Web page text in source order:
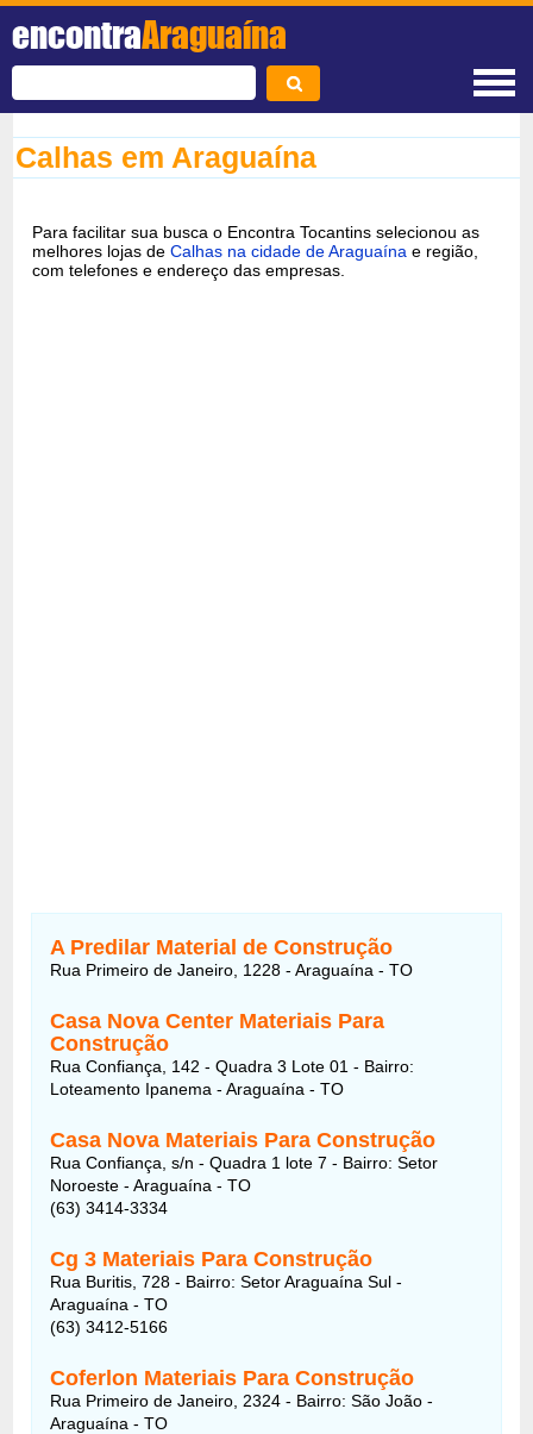
encontraAraguaína
Calhas em Araguaína
Para facilitar sua busca o Encontra Tocantins selecionou as
melhores lojas deCalhas na cidade de Araguaína e região,
com telefones e endereço das empresas.
A Predilar Material de Construção
Rua Primeiro de Janeiro, 1228 - Araguaína - TO
Casa Nova Center Materiais Para
Construção
Rua Confiança, 142 - Quadra 3 Lote 01 - Bairro:
Loteamento Ipanema - Araguaína - TO
Casa Nova Materiais Para Construção
Rua Confiança, s/n - Quadra 1 lote 7 - Bairro: Setor
Noroeste - Araguaína - TO
(63) 3414-3334
Cg 3 Materiais Para Construção
Rua Buritis, 728 - Bairro: Setor Araguaína Sul -
Araguaína - TO
(63) 3412-5166
Coferlon Materiais Para Construção
Rua Primeiro de Janeiro, 2324 - Bairro: São João -
Araguaína - TO